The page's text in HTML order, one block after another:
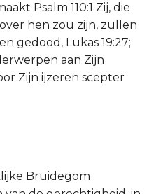
Psalm 110:1 Zij, die
hen zou zijn, zullen
gedood, Lukas 19:27;
aan Zijn
Zijn ijzeren scepter
Bruidegom